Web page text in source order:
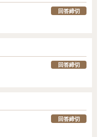
回答締切
回答締切
回答締切